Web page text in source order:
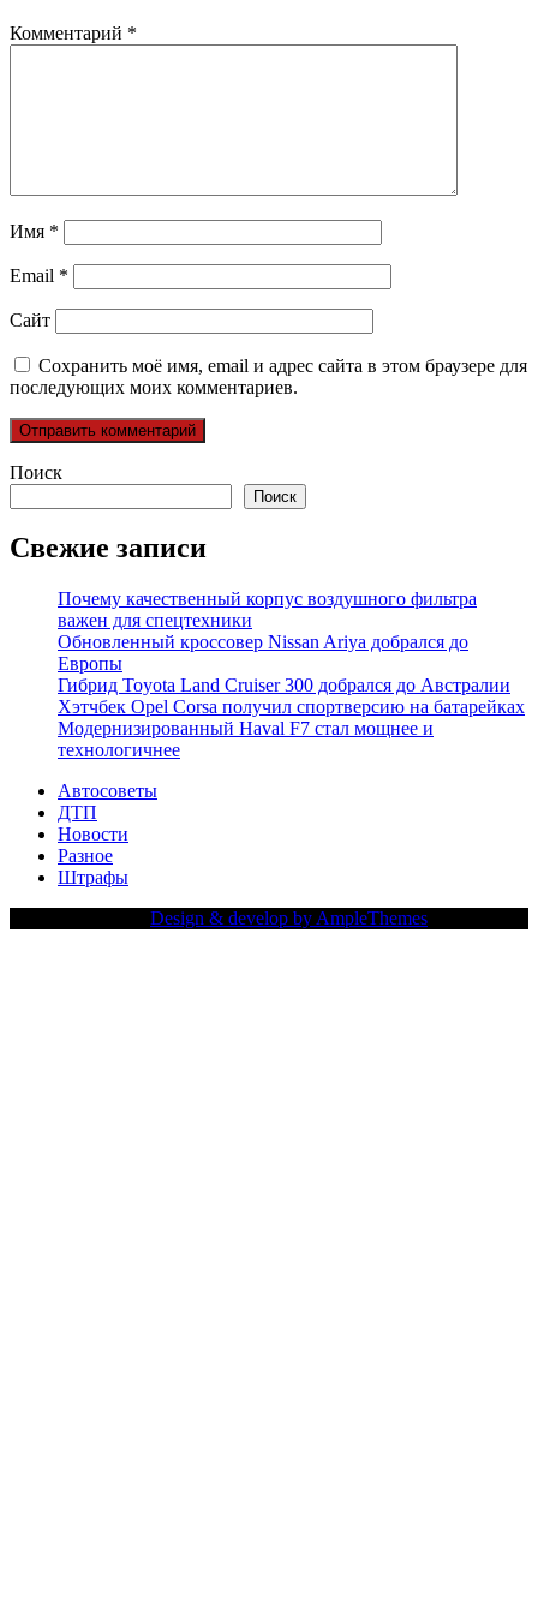
Комментарий *
Имя *
Email *
Сайт
Сохранить моё имя, email и адрес сайта в этом браузере для
последующих моих комментариев.
Поиск
Поиск
Свежие записи
Почему качественный корпус воздушного фильтра
важен для спецтехники
Обновленный кроссовер Nissan Ariya добрался до
Европы
Гибрид Toyota Land Cruiser 300 добрался до Австралии
Хэтчбек Opel Corsa получил спортверсию на батарейках
Модернизированный Haval F7 стал мощнее и
технологичнее
Автосоветы
ДТП
Новости
Разное
Штрафы
Design & develop by AmpleThemes